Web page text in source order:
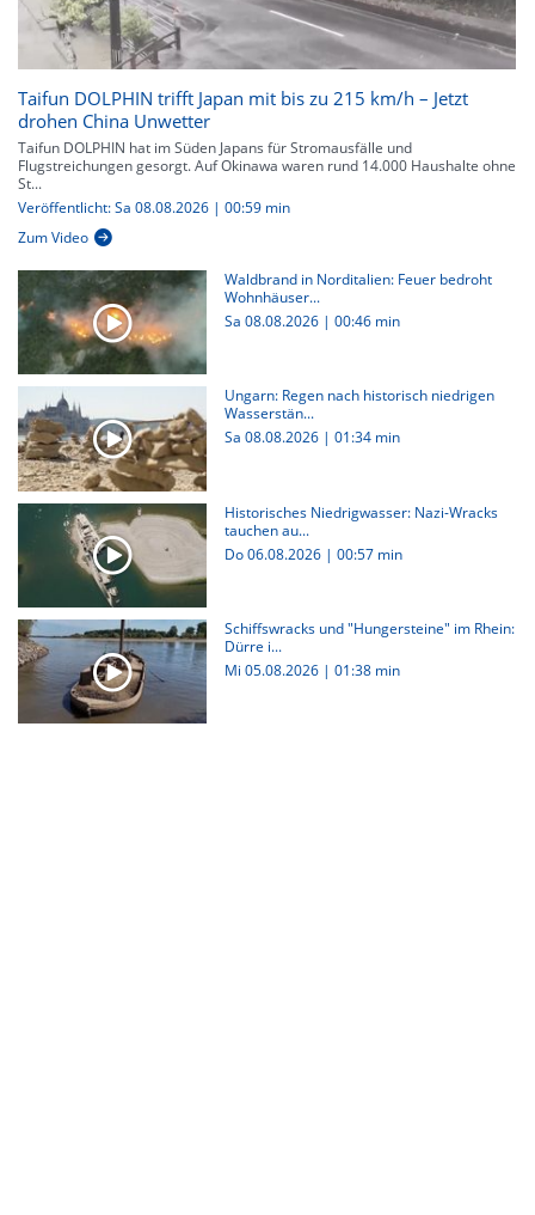
Taifun DOLPHIN trifft Japan mit bis zu 215 km/h – Jetzt
drohen China Unwetter
Taifun DOLPHIN hat im Süden Japans für Stromausfälle und
Flugstreichungen gesorgt. Auf Okinawa waren rund 14.000 Haushalte ohne
St...
Veröffentlicht: Sa 08.08.2026 | 00:59 min
Zum Video
Waldbrand in Norditalien: Feuer bedroht
Wohnhäuser...
Sa 08.08.2026 | 00:46 min
Ungarn: Regen nach historisch niedrigen
Wasserstän...
Sa 08.08.2026 | 01:34 min
Historisches Niedrigwasser: Nazi-Wracks
tauchen au...
Do 06.08.2026 | 00:57 min
Schiffswracks und "Hungersteine" im Rhein:
Dürre i...
Mi 05.08.2026 | 01:38 min